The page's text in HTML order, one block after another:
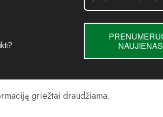
NAUJIENAS
griežtai draudžiama.